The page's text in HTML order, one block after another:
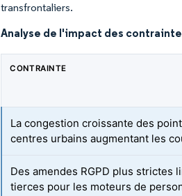
transfrontaliers.
Analyse de l'impact des
CONTRAINTE
La congestion croissante des
centres urbains augmentant les
Des amendes RGPD plus strictes
tierces pour les moteurs de